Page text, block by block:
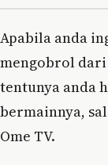
Apabila anda
mengobrol dari
tentunya anda
bermainnya,
Ome TV.